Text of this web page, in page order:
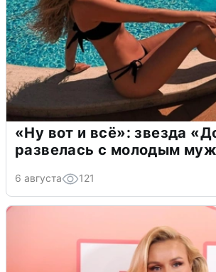
«Ну вот и всё»: звезда
развелась с молодым
6 августа 121